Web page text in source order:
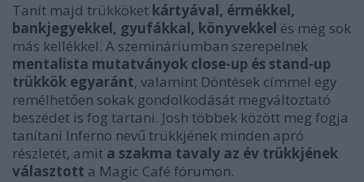
Tanít majd trükköket kártyával, érmékkel,
bankjegyekkel, gyufákkal, könyvekkel és még sok
más kellékkel. A szemináriumban szerepelnek
mentalista mutatványok close-up és stand-up
trükkök egyaránt, valamint Döntések címmel egy
remélhetően sokak gondolkodását megváltoztató
beszédet is fog tartani. Josh többek között meg fogja
tanítani Inferno nevű trükkjének minden apró
részletét, amit a szakma tavaly az év trükkjének
választott a Magic Café fórumon.